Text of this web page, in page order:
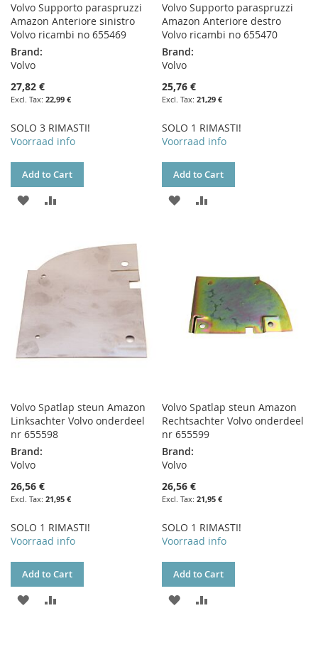
Volvo Supporto paraspruzzi
Amazon Anteriore sinistro
Volvo ricambi no 655469
Brand:
Volvo
27,82 €
22,99 €
SOLO 3 RIMASTI!
Voorraad info
Add to Cart
ADD
LIST
COMPARE
Volvo Supporto paraspruzzi
Amazon Anteriore destro
Volvo ricambi no 655470
Brand:
Volvo
25,76 €
21,29 €
SOLO 1 RIMASTI!
Voorraad info
Add to Cart
ADD
LIST
Volvo Spatlap steun Amazon
Linksachter Volvo onderdeel
nr 655598
Brand:
Volvo
26,56 €
21,95 €
SOLO 1 RIMASTI!
Voorraad info
Add to Cart
ADD
Volvo Spatlap steun Amazon
Rechtsachter Volvo onderdeel
nr 655599
Brand:
Volvo
26,56 €
21,95 €
SOLO 1 RIMASTI!
Voorraad info
Add to Cart
ADD